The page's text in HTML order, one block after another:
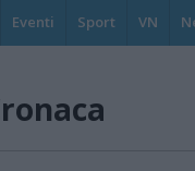
Eventi Sport VN